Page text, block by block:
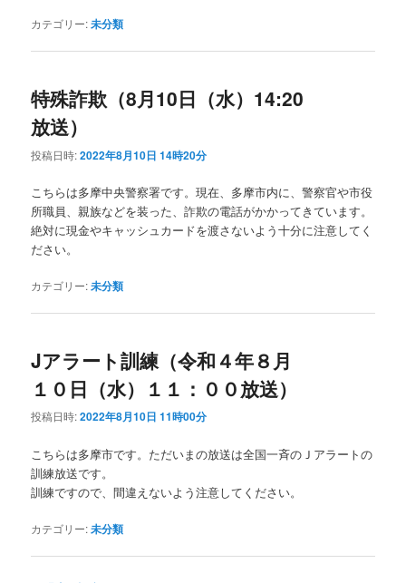
カテゴリー:未分類
特殊詐欺（8月10日（水）14:20
放送）
投稿日時:2022年8月10日 14時20分
こちらは多摩中央警察署です。現在、多摩市内に、警察官や市役
所職員、親族などを装った、詐欺の電話がかかってきています。
絶対に現金やキャッシュカードを渡さないよう十分に注意してく
ださい。
カテゴリー:未分類
Jアラート訓練（令和４年８月
１０日（水）１１：００放送）
投稿日時:2022年8月10日 11時00分
こちらは多摩市です。ただいまの放送は全国一斉のＪアラートの
訓練放送です。
訓練ですので、間違えないよう注意してください。
カテゴリー:未分類